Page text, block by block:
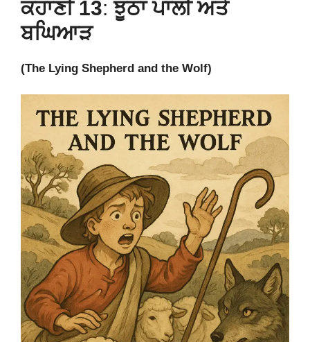
ਕਹਾਣੀ 13:ਝੂਠਾ ਪਾਲੀ ਅਤੇ
ਬਘਿਆੜ
(The Lying Shepherd and the Wolf)